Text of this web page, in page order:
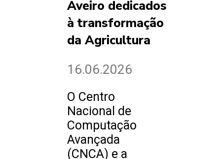
Aveiro dedicados
à transformação
da Agricultura
16.06.2026
O Centro
Nacional de
Computação
Avançada
(CNCA) e a